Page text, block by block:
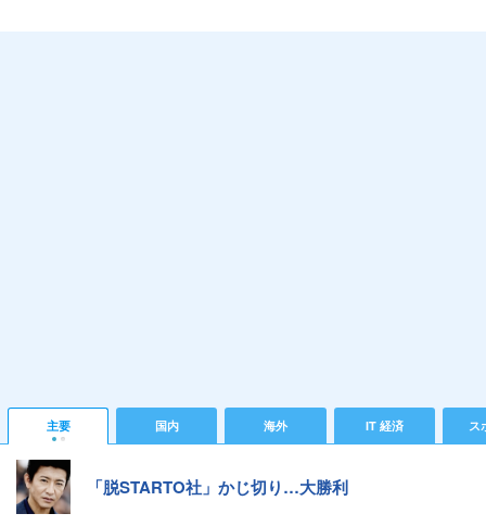
主要 国内 海外 IT 経済 ス
「脱STARTO社」かじ切り…大勝利